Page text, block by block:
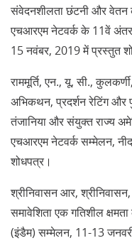
संवेदनशीलता छंटनी और वेतन
एचआरएम नेटवर्क के 11वें
15 नवंबर, 2019 में प्रस्तुत
राममूर्ति, एन., यू, सी.,
अभिकथन, प्रदर्शन रेटिंग और
तंजानिया और संयुक्त राज्य
एचआरएम नेटवर्क सम्मेलन,
शोधपत्र।
श्रीनिवासन आर,
समावेशिता एक गतिशील
(इंडैम) सम्मेलन, 11-13